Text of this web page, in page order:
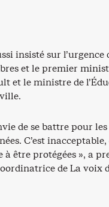
insisté sur l’urgence
et le premier
et le ministre de
de se battre pour
C’est
à être protégées », a
de La voix